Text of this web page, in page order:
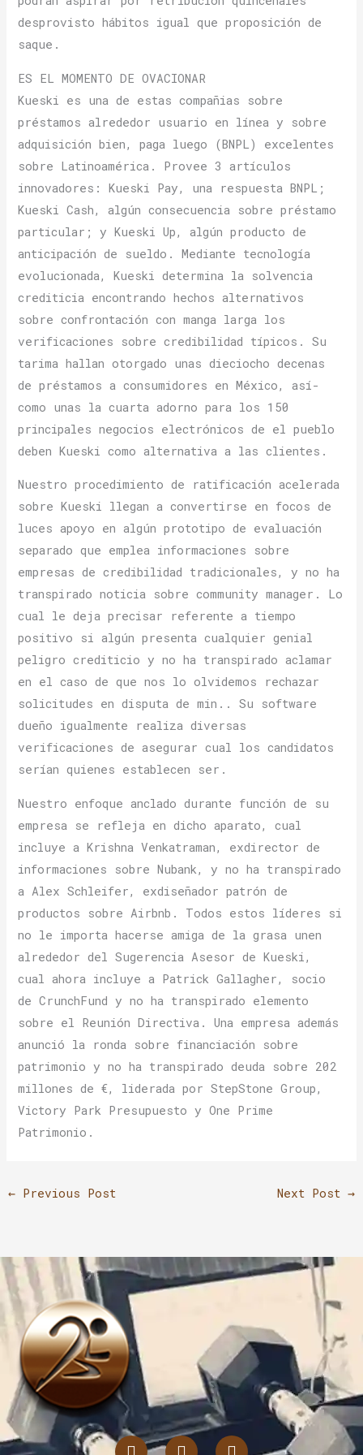
desprovisto hábitos igual que proposición de
saque.
ES EL MOMENTO DE OVACIONAR
Kueski es una de estas compañias sobre
préstamos alrededor usuario en línea y sobre
adquisición bien, paga luego (BNPL) excelentes
sobre Latinoamérica. Provee 3 artículos
innovadores: Kueski Pay, una respuesta BNPL;
Kueski Cash, algún consecuencia sobre préstamo
particular; y Kueski Up, algún producto de
anticipación de sueldo. Mediante tecnología
evolucionada, Kueski determina la solvencia
crediticia encontrando hechos alternativos
sobre confrontación con manga larga los
verificaciones sobre credibilidad tí­picos. Su
tarima hallan otorgado unas dieciocho decenas
de préstamos a consumidores en México, así­
como unas la cuarta adorno para los 150
principales negocios electrónicos de el pueblo
deben Kueski como alternativa a las clientes.
Nuestro procedimiento de ratificación acelerada
sobre Kueski llegan a convertirse en focos de
luces apoyo en algún prototipo de evaluación
separado que emplea informaciones sobre
empresas de credibilidad tradicionales, y no ha
transpirado noticia sobre community manager. Lo
cual le deja precisar referente a tiempo
positivo si algún presenta cualquier genial
peligro crediticio y no ha transpirado aclamar
en el caso de que nos lo olvidemos rechazar
solicitudes en disputa de min.. Su software
dueño igualmente realiza diversas
verificaciones de asegurar cual los candidatos
serían quienes establecen ser.
Nuestro enfoque anclado durante función de su
empresa se refleja en dicho aparato, cual
incluye a Krishna Venkatraman, exdirector de
informaciones sobre Nubank, y no ha transpirado
a Alex Schleifer, exdiseñador patrón de
productos sobre Airbnb. Todos estos líderes si
no le importa hacerse amiga de la grasa unen
alrededor del Sugerencia Asesor de Kueski,
cual ahora incluye a Patrick Gallagher, socio
de CrunchFund y no ha transpirado elemento
sobre el Reunión Directiva. Una empresa además
anunció la ronda sobre financiación sobre
patrimonio y no ha transpirado deuda sobre 202
millones de €, liderada por StepStone Group,
Victory Park Presupuesto y One Prime
Patrimonio.
←Previous Post Next Post→
I T L